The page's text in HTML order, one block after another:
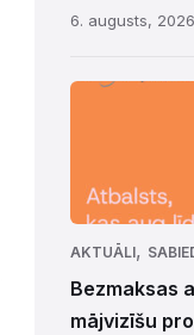
6. augusts,
AKTUĀLI,
Bezmaksas
mājvizīšu